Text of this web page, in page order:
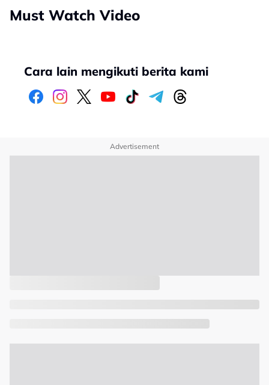
Must Watch Video
Cara lain mengikuti berita kami
Advertisement